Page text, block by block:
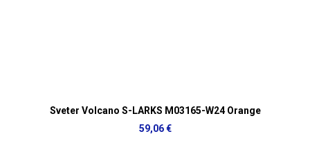
Sveter Volcano S-LARKS M03165-W24 Orange
59,06 €